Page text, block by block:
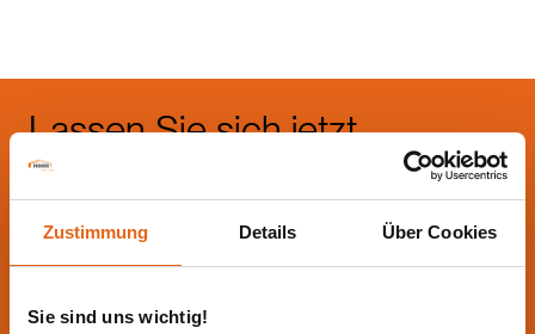
Zustimmung Details Über Cookies
Sie sind uns wichtig!
Lassen Sie sich jetzt
beraten.
Die beste Beratung ist die persönliche - von einem Haas
Fachberater in Ihrer Nähe!
Direkt Termin vereinbaren